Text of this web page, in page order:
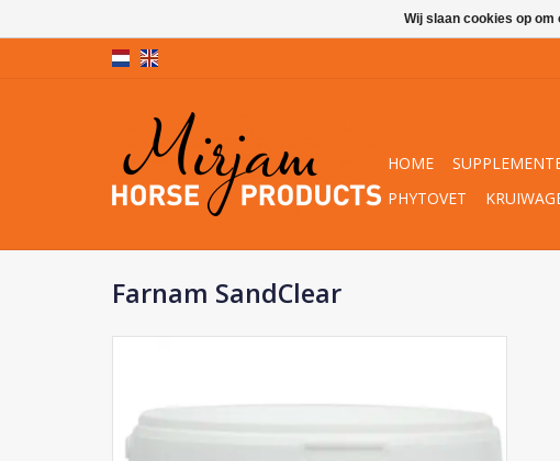
HOME
PHYTOVET
Farnam SandClear
Wij slaan cookies op